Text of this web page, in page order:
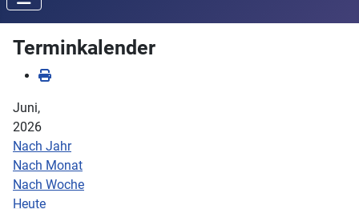
Terminkalender
Juni,
2026
Nach Jahr
Nach Monat
Nach Woche
Heute